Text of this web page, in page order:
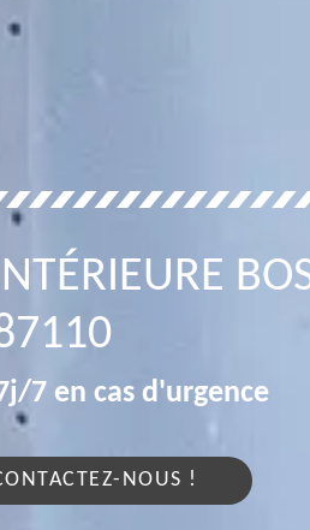
7 en cas d'urgence
NOUS !